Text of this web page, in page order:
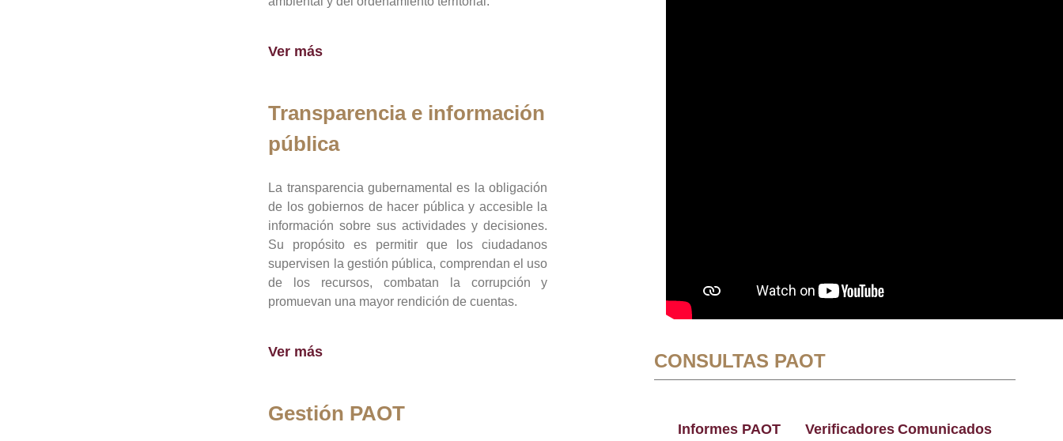
Ver más
Transparencia e información
pública
La transparencia gubernamental es la obligación
de los gobiernos de hacer pública y accesible la
información sobre sus actividades y decisiones.
Su propósito es permitir que los ciudadanos
supervisen la gestión pública, comprendan el uso
de los recursos, combatan la corrupción y
promuevan una mayor rendición de cuentas.
Ver más
Gestión PAOT
CONSULTAS PAOT
Informes PAOT
Verificadores Comunicados